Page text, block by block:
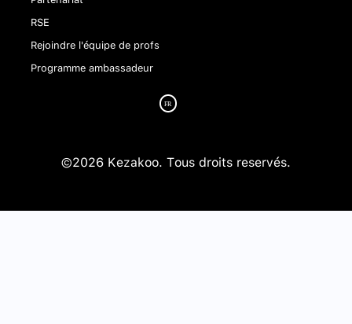
RSE
Rejoindre l'équipe de profs
Programme ambassadeur
©2026 Kezakoo. Tous droits reservés.